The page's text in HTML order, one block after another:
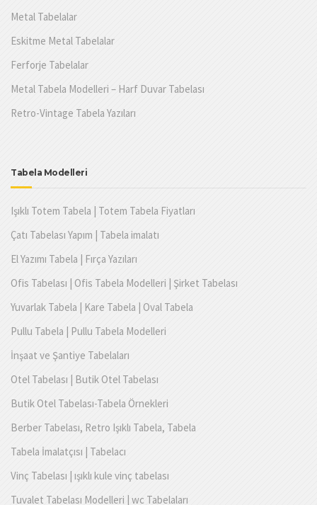
Metal Tabelalar
Eskitme Metal Tabelalar
Ferforje Tabelalar
Metal Tabela Modelleri – Harf Duvar Tabelası
Retro-Vintage Tabela Yazıları
Tabela Modelleri
Işıklı Totem Tabela | Totem Tabela Fiyatları
Çatı Tabelası Yapım | Tabela imalatı
El Yazımı Tabela | Fırça Yazıları
Ofis Tabelası | Ofis Tabela Modelleri | Şirket Tabelası
Yuvarlak Tabela | Kare Tabela | Oval Tabela
Pullu Tabela | Pullu Tabela Modelleri
İnşaat ve Şantiye Tabelaları
Otel Tabelası | Butik Otel Tabelası
Butik Otel Tabelası-Tabela Örnekleri
Berber Tabelası, Retro Işıklı Tabela, Tabela
Tabela İmalatçısı | Tabelacı
Vinç Tabelası | ışıklı kule vinç tabelası
Tuvalet Tabelası Modelleri | wc Tabelaları